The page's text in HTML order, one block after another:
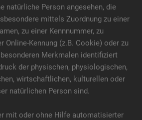
natürliche Person angesehen, die
mittels Zuordnung zu einer
zu einer Kennnummer, zu
Online-Kennung (z.B. Cookie) oder zu
Merkmalen identifiziert
der physischen, physiologischen,
wirtschaftlichen, kulturellen oder
natürlichen Person sind.
mit oder ohne Hilfe automatisierter